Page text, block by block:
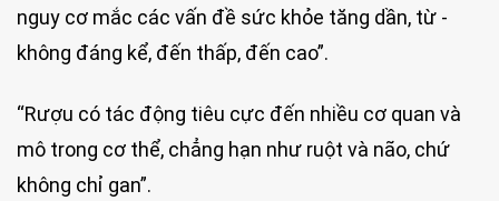
nguy cơ mắc các vấn đề sức khỏe tăng dần, từ ­­
không đáng kể, đến thấp, đến cao”.
“Rượu có tác động tiêu cực đến nhiều cơ quan và
mô trong cơ thể, chẳng hạn như ruột và não, chứ
không chỉ gan”.